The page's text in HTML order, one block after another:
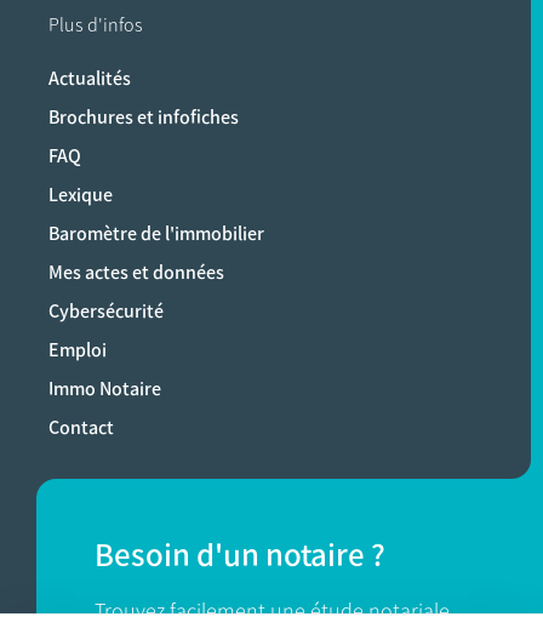
Plus d'infos
Actualités
Brochures et infofiches
FAQ
Lexique
Baromètre de l'immobilier
Mes actes et données
Cybersécurité
Emploi
Immo Notaire
Contact
Besoin d'un notaire ?
Trouvez facilement une étude notariale